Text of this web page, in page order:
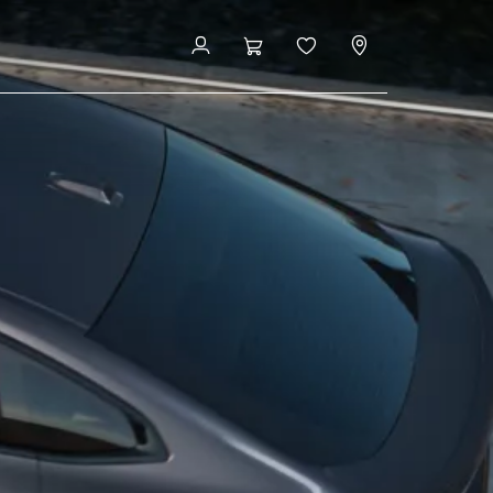
Leasen & Finanzieren Konfigurieren & Preise